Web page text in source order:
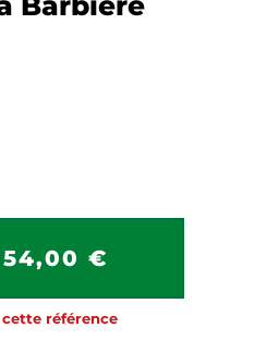
54,00 €
référence